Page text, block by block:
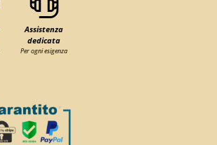
Assistenza
dedicata
Per ogni esigenza